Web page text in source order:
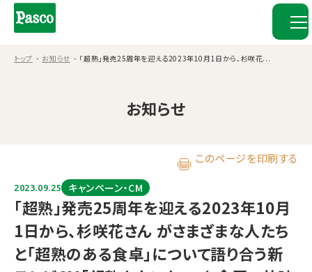
トップ お知らせ 「超熟」発売25周年を迎える2023年10⽉1⽇から、杉咲花...
お知らせ
「超熟」発売25周年を迎える2023年10⽉
1⽇から、杉咲花さん がさまざまな⼈たち
と「超熟のある⾷卓」について語り合う新
2023.09.25 キャンペーン・CM
このページを印刷する